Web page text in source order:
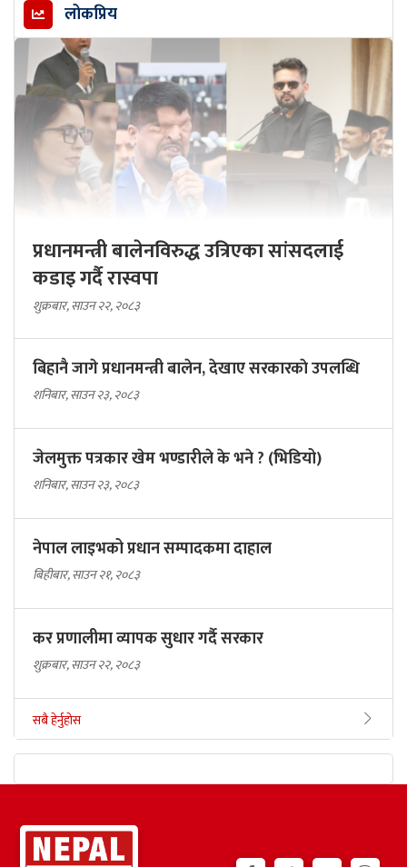
लोकप्रिय
प्रधानमन्त्री बालेनविरुद्ध उत्रिएका सांसदलाई
कडाइ गर्दै रास्वपा
शुक्रबार, साउन २२, २०८३
बिहानै जागे प्रधानमन्त्री बालेन, देखाए सरकारकाे उपलब्धि
शनिबार, साउन २३, २०८३
जेलमुक्त पत्रकार खेम भण्डारीले के भने ? (भिडियो)
शनिबार, साउन २३, २०८३
नेपाल लाइभको प्रधान सम्पादकमा दाहाल
बिहीबार, साउन २१, २०८३
कर प्रणालीमा व्यापक सुधार गर्दै सरकार
शुक्रबार, साउन २२, २०८३
सबै हेर्नुहोस